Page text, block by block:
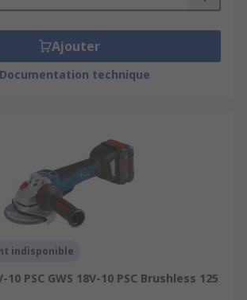
contain heavy motor windings.
are a type of hand-held power
for grinding, sanding, honing
material (typically metal, but
Ajouter
Documentation technique
indisponible
10 PSC GWS 18V-10 PSC Brushless 125